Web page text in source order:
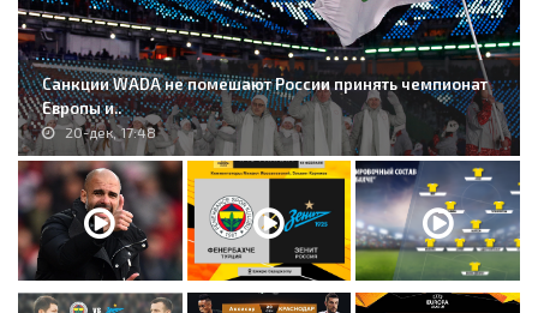
Санкции WADA не помешают России принять чемпионат
Европы и..
20-дек, 17:48